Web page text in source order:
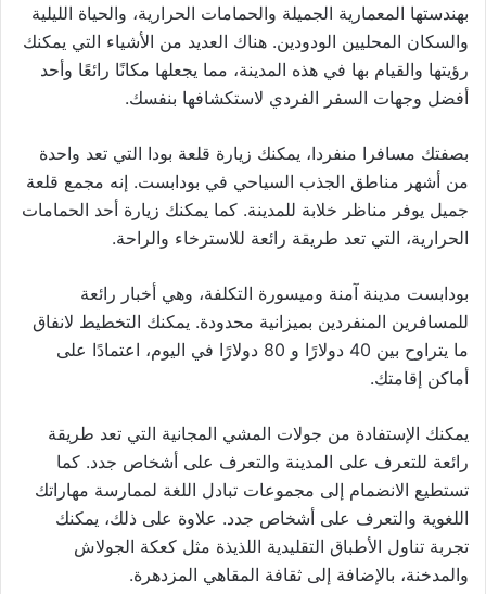
بهندستها المعمارية الجميلة والحمامات الحرارية، والحياة الليلية
والسكان المحليين الودودين. هناك العديد من الأشياء التي يمكنك
رؤيتها والقيام بها في هذه المدينة، مما يجعلها مكانًا رائعًا وأحد
أفضل وجهات السفر الفردي لاستكشافها بنفسك.
بصفتك مسافرا منفردا، يمكنك زيارة قلعة بودا التي تعد واحدة
من أشهر مناطق الجذب السياحي في بودابست. إنه مجمع قلعة
جميل يوفر مناظر خلابة للمدينة. كما يمكنك زيارة أحد الحمامات
الحرارية، التي تعد طريقة رائعة للاسترخاء والراحة.
بودابست مدينة آمنة وميسورة التكلفة، وهي أخبار رائعة
للمسافرين المنفردين بميزانية محدودة. يمكنك التخطيط لانفاق
ما يتراوح بين 40 دولارًا و 80 دولارًا في اليوم، اعتمادًا على
أماكن إقامتك.
يمكنك الإستفادة من جولات المشي المجانية التي تعد طريقة
رائعة للتعرف على المدينة والتعرف على أشخاص جدد. كما
تستطيع الانضمام إلى مجموعات تبادل اللغة لممارسة مهاراتك
اللغوية والتعرف على أشخاص جدد. علاوة على ذلك، يمكنك
تجربة تناول الأطباق التقليدية اللذيذة مثل كعكة الجولاش
والمدخنة، بالإضافة إلى ثقافة المقاهي المزدهرة.